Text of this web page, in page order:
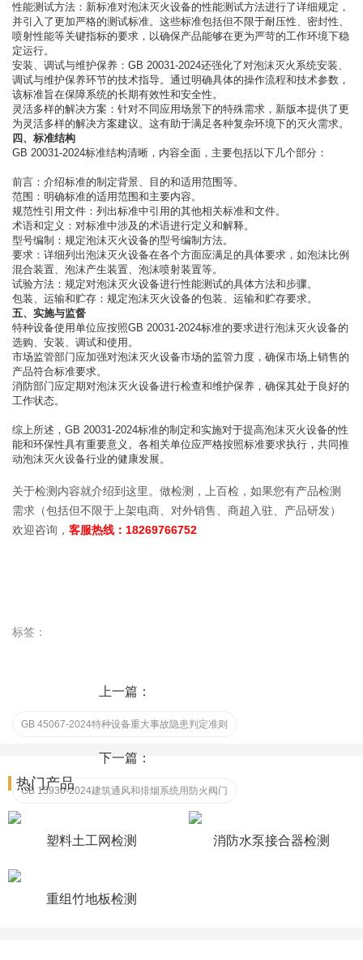
性能测试方法：新标准对泡沫灭火设备的性能测试方法进行了详细规定，
并引入了更加严格的测试标准。这些标准包括但不限于耐压性、密封性、
喷射性能等关键指标的要求，以确保产品能够在更为严苛的工作环境下稳
定运行。
安装、调试与维护保养：GB 20031-2024还强化了对泡沫灭火系统安装、
调试与维护保养环节的技术指导。通过明确具体的操作流程和技术参数，
该标准旨在保障系统的长期有效性和安全性。
灵活多样的解决方案：针对不同应用场景下的特殊需求，新版本提供了更
为灵活多样的解决方案建议。这有助于满足各种复杂环境下的灭火需求。
四、标准结构
GB 20031-2024标准结构清晰，内容全面，主要包括以下几个部分：
前言：介绍标准的制定背景、目的和适用范围等。
范围：明确标准的适用范围和主要内容。
规范性引用文件：列出标准中引用的其他相关标准和文件。
术语和定义：对标准中涉及的术语进行定义和解释。
型号编制：规定泡沫灭火设备的型号编制方法。
要求：详细列出泡沫灭火设备在各个方面应满足的具体要求，如泡沫比例
混合装置、泡沫产生装置、泡沫喷射装置等。
试验方法：规定对泡沫灭火设备进行性能测试的具体方法和步骤。
包装、运输和贮存：规定泡沫灭火设备的包装、运输和贮存要求。
五、实施与监督
特种设备使用单位应按照GB 20031-2024标准的要求进行泡沫灭火设备的
选购、安装、调试和使用。
市场监管部门应加强对泡沫灭火设备市场的监管力度，确保市场上销售的
产品符合标准要求。
消防部门应定期对泡沫灭火设备进行检查和维护保养，确保其处于良好的
工作状态。
综上所述，GB 20031-2024标准的制定和实施对于提高泡沫灭火设备的性
能和环保性具有重要意义。各相关单位应严格按照标准要求执行，共同推
动泡沫灭火设备行业的健康发展。
关于检测内容就介绍到这里。做检测，上百检，如果您有产品检测
需求（包括但不限于上架电商、对外销售、商超入驻、产品研发）
欢迎咨询， 客服热线：18269766752
标签：
上一篇：
GB 45067-2024特种设备重大事故隐患判定准则
下一篇：
GB 15930-2024建筑通风和排烟系统用防火阀门
热门产品
塑料土工网检测 消防水泵接合器检测
重组竹地板检测